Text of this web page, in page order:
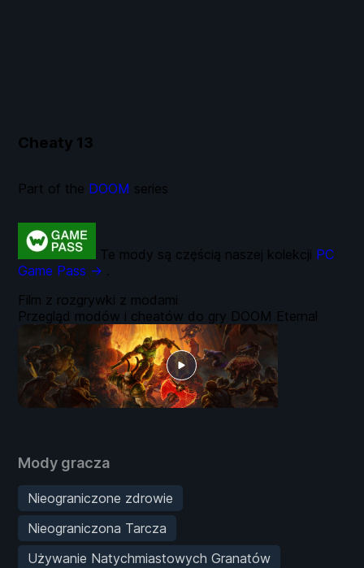
Cheaty 13
Mody gracza
Nieograniczone zdrowie
Nieograniczona Tarcza
Używanie Natychmiastowych Granatów
Film z rozgrywki z modami
Przegląd modów i cheatów do gry DOOM Eternal
Te mody są częścią naszej kolekcji PC
Game Pass → .
Part of the DOOM series